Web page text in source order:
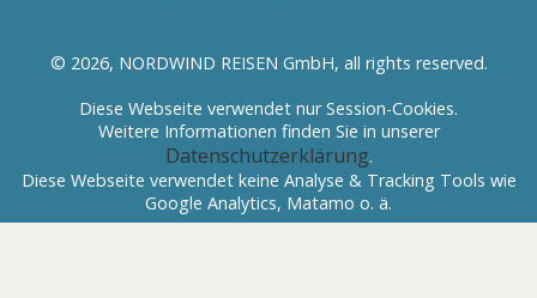
© 2026, NORDWIND REISEN GmbH, all rights reserved.
Diese Webseite verwendet nur Session-Cookies.
Weitere Informationen finden Sie in unserer
Datenschutzerklärung.
Diese Webseite verwendet keine Analyse & Tracking Tools wie
Google Analytics, Matamo o. ä.